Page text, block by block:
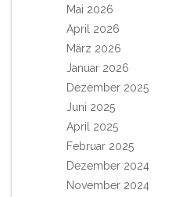
Mai 2026
April 2026
März 2026
Januar 2026
Dezember 2025
Juni 2025
April 2025
Februar 2025
Dezember 2024
November 2024